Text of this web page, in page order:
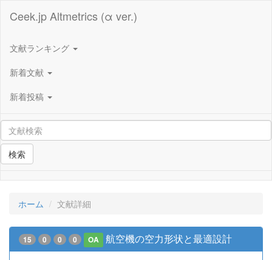
Ceek.jp Altmetrics (α ver.)
文献ランキング
新着文献
新着投稿
検索
ホーム 文献詳細
15 0 0 0 OA 航空機の空力形状と最適設計